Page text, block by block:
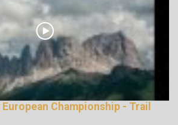
Championship - Trail